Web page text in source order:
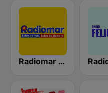
Radiomar 106.3 FM